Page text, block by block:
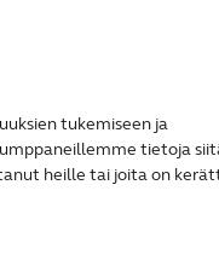
tukemiseen ja
tietoja
heille tai joita on